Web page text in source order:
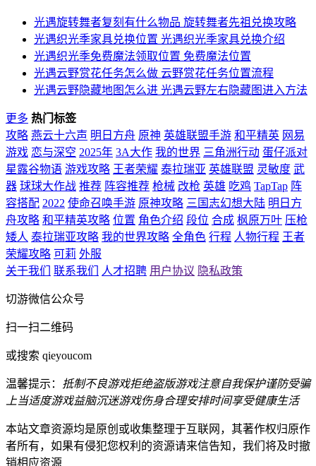
光遇旋转舞者复刻有什么物品 旋转舞者先祖兑换攻略
光遇织光季家具兑换位置 光遇织光季家具兑换介绍
光遇织光季免费魔法领取位置 免费魔法位置
光遇云野赏花任务怎么做 云野赏花任务位置流程
光遇云野隐藏地图怎么进 光遇云野左右隐藏图进入方法
更多 热门标签
攻略 燕云十六声 明日方舟 原神 英雄联盟手游 和平精英 网易
游戏 恋与深空 2025年 3A大作 我的世界 三角洲行动 蛋仔派对
星露谷物语 游戏攻略 王者荣耀 泰拉瑞亚 英雄联盟 灵敏度 武
器 球球大作战 推荐 阵容推荐 枪械 改枪 英雄 吃鸡 TapTap 阵
容搭配 2022 使命召唤手游 原神攻略 三国志幻想大陆 明日方
舟攻略 和平精英攻略 位置 角色介绍 段位 合成 枫原万叶 压枪
矮人 泰拉瑞亚攻略 我的世界攻略 全角色 行程 人物行程 王者
荣耀攻略 可莉 外服
关于我们
联系我们 人才招聘 用户协议 隐私政策
切游微信公众号
扫一扫二维码
或搜索 qieyoucom
温馨提示： 抵制不良游戏拒绝盗版游戏注意自我保护谨防受骗
上当适度游戏益脑沉迷游戏伤身合理安排时间享受健康生活
本站文章资源均是原创或收集整理于互联网，其著作权归原作
者所有，如果有侵犯您权利的资源请来信告知，我们将及时撤
销相应资源